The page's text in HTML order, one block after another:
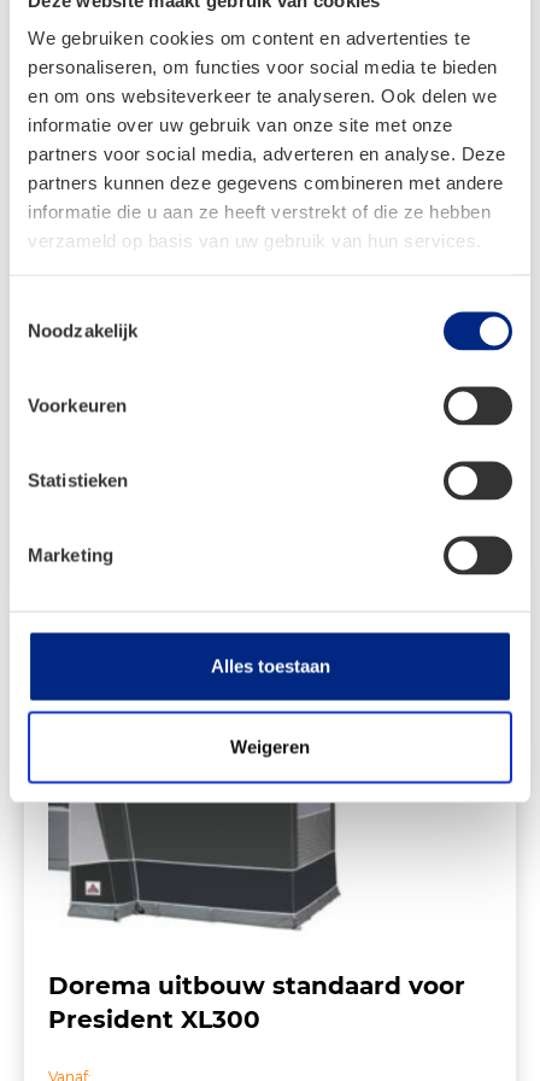
We gebruiken cookies om content en advertenties te
personaliseren, om functies voor social media te bieden
en om ons websiteverkeer te analyseren. Ook delen we
informatie over uw gebruik van onze site met onze
partners voor social media, adverteren en analyse. Deze
partners kunnen deze gegevens combineren met andere
informatie die u aan ze heeft verstrekt of die ze hebben
verzameld op basis van uw gebruik van hun services.
Noodzakelijk
Voorkeuren
Statistieken
Marketing
Alles toestaan
Weigeren
Dorema Garda XL270 – Blauw
Vanaf:
Oorspronkelijke
€ 2.119,00.
€1.196,00
Dorema uitbouw standaard voor
President XL300
Vanaf: